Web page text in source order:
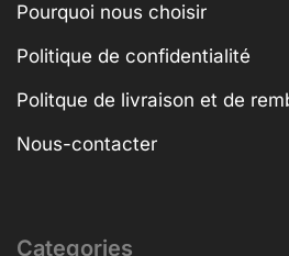
Pourquoi nous choisir
Politique de confidentialité
Politque de livraison et de
Nous-contacter
Categories